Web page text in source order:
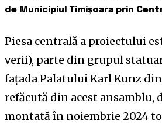
de Municipiul Timișoara prin
Piesa centrală a proiectului
verii), parte din grupul
fațada Palatului Karl Kunz
refăcută din acest ansamblu,
montată în noiembrie 2024